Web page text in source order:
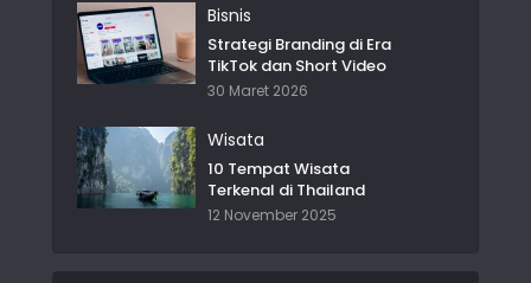
Bisnis
Strategi Branding di Era
TikTok dan Short Video
30 Maret 2026
Wisata
10 Tempat Wisata
Terkenal di Thailand
12 November 2025